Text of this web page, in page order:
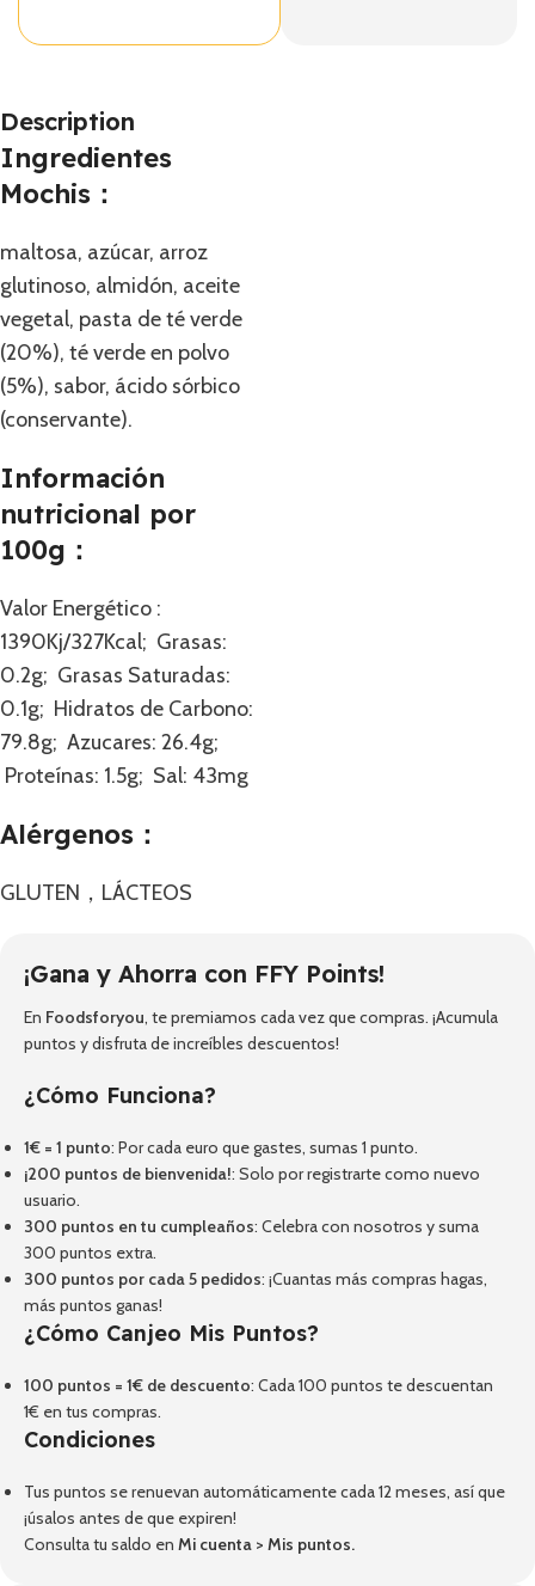
Description
Ingredientes
Mochis：
maltosa, azúcar, arroz
glutinoso, almidón, aceite
vegetal, pasta de té verde
(20%), té verde en polvo
(5%), sabor, ácido sórbico
(conservante).
Información
nutricional por
100g：
Valor Energético :
1390Kj/327Kcal; Grasas:
0.2g; Grasas Saturadas:
0.1g; Hidratos de Carbono:
79.8g; Azucares: 26.4g;
Proteínas: 1.5g; Sal: 43mg
Alérgenos：
GLUTEN，LÁCTEOS
¡Gana y Ahorra con FFY Points!
En Foodsforyou, te premiamos cada vez que compras. ¡Acumula
puntos y disfruta de increíbles descuentos!
¿Cómo Funciona?
1€ = 1 punto: Por cada euro que gastes, sumas 1 punto.
¡200 puntos de bienvenida!: Solo por registrarte como nuevo
usuario.
300 puntos en tu cumpleaños: Celebra con nosotros y suma
300 puntos extra.
300 puntos por cada 5 pedidos: ¡Cuantas más compras hagas,
más puntos ganas!
¿Cómo Canjeo Mis Puntos?
100 puntos = 1€ de descuento: Cada 100 puntos te descuentan
1€ en tus compras.
Condiciones
Tus puntos se renuevan automáticamente cada 12 meses, así que
¡úsalos antes de que expiren!
Consulta tu saldo en Mi cuenta > Mis puntos.